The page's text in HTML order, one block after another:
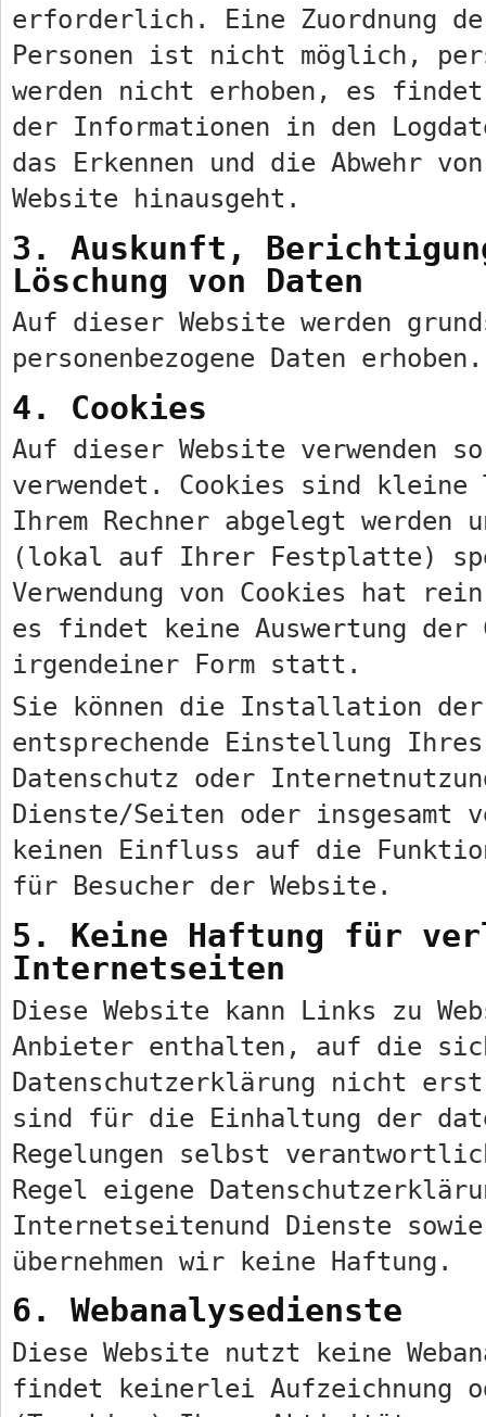
erforderlich. Eine Zuordnung
Personen ist nicht möglich,
werden nicht erhoben, es
der Informationen in den
das Erkennen und die Abwehr
Website hinausgeht.
3. Auskunft,
Löschung von Daten
Auf dieser Website werden
personenbezogene Daten erhoben.
4. Cookies
Auf dieser Website verwenden
verwendet. Cookies sind
Ihrem Rechner abgelegt werden
(lokal auf Ihrer Festplatte)
Verwendung von Cookies hat
es findet keine Auswertung der
irgendeiner Form statt.
Sie können die Installation der
entsprechende Einstellung
Datenschutz oder
Dienste/Seiten oder insgesamt
keinen Einfluss auf die
für Besucher der Website.
5. Keine Haftung für
Internetseiten
Diese Website kann Links zu
Anbieter enthalten, auf die
Datenschutzerklärung nicht
sind für die Einhaltung der
Regelungen selbst
Regel eigene
Internetseitenund Dienste
übernehmen wir keine Haftung.
6. Webanalysedienste
Diese Website nutzt keine
findet keinerlei Aufzeichnung